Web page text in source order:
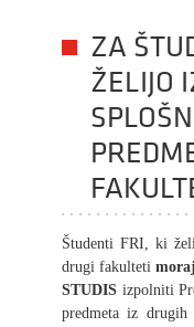
ZA
ŽELIJO
Študenti FRI, ki
drugi fakulteti
STUDIS izpolniti
predmeta iz